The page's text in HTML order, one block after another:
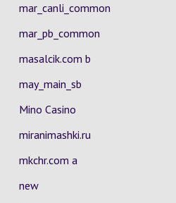
mar_canli_common
mar_pb_common
masalcik.com b
may_main_sb
Mino Casino
miranimashki.ru
mkchr.com a
new